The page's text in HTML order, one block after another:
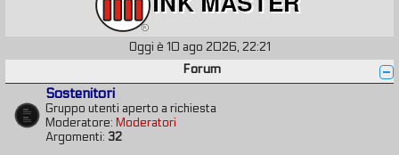
Oggi è 10 ago 2026, 22:21
Forum
Sostenitori
Gruppo utenti aperto a richiesta
Moderatore: Moderatori
Argomenti: 32